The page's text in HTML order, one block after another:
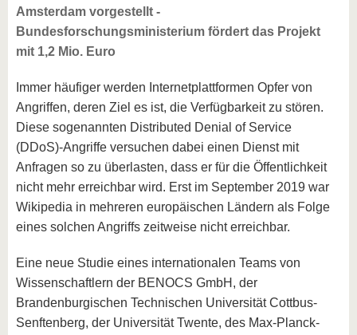
Amsterdam vorgestellt -
Bundesforschungsministerium fördert das Projekt
mit 1,2 Mio. Euro
Immer häufiger werden Internetplattformen Opfer von
Angriffen, deren Ziel es ist, die Verfügbarkeit zu stören.
Diese sogenannten Distributed Denial of Service
(DDoS)-Angriffe versuchen dabei einen Dienst mit
Anfragen so zu überlasten, dass er für die Öffentlichkeit
nicht mehr erreichbar wird. Erst im September 2019 war
Wikipedia in mehreren europäischen Ländern als Folge
eines solchen Angriffs zeitweise nicht erreichbar.
Eine neue Studie eines internationalen Teams von
Wissenschaftlern der BENOCS GmbH, der
Brandenburgischen Technischen Universität Cottbus-
Senftenberg, der Universität Twente, des Max-Planck-